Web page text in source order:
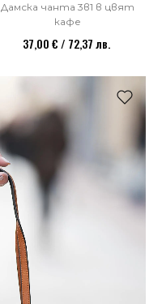
Дамска чанта 3в1 в цвят
кафе
37,00 € / 72,37 лв.